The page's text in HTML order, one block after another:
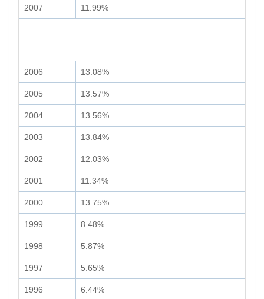
2007 11.99%
2006 13.08%
2005 13.57%
2004 13.56%
2003 13.84%
2002 12.03%
2001 11.34%
2000 13.75%
1999 8.48%
1998 5.87%
1997 5.65%
1996 6.44%